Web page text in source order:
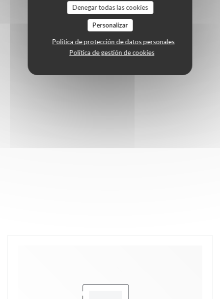
Denegar todas las cookies
Personalizar
Política de protección de datos personales
Política de gestión de cookies